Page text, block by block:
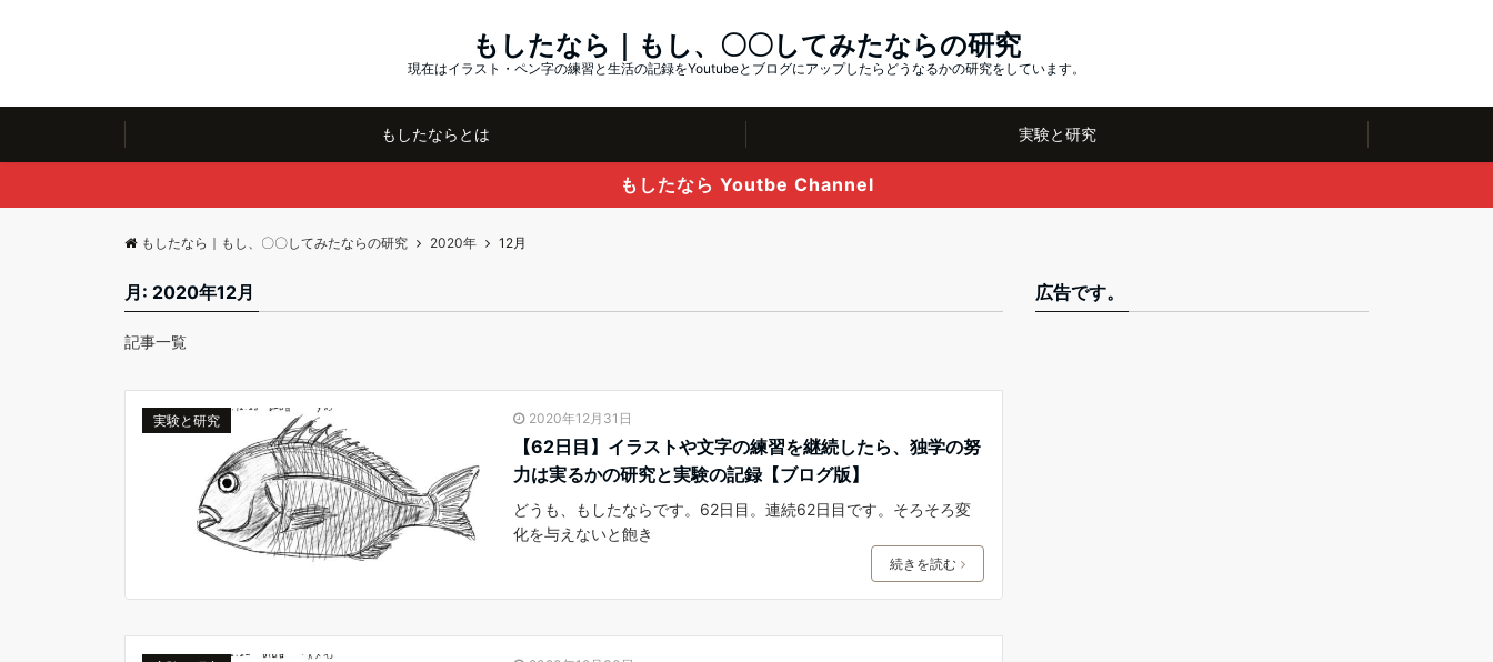
もしたなら｜もし、〇〇してみたならの研究
現在はイラスト・ペン字の練習と生活の記録をYoutubeとブログにアップしたらどうなるかの研究をしています。
もしたならとは 実験と研究
もしたなら Youtbe Channel
もしたなら｜もし、〇〇してみたならの研究 2020年 12月
月: 2020年12月
記事一覧
実験と研究 2020年12月31日
【62日目】イラストや文字の練習を継続したら、独学の努
力は実るかの研究と実験の記録【ブログ版】
どうも、もしたならです。62日目。連続62日目です。そろそろ変
化を与えないと飽き
続きを読む
広告です。